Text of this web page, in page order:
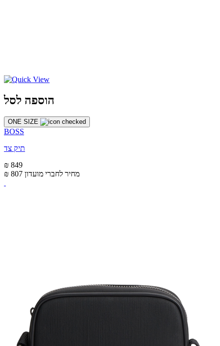
הוספה לסל
ONE SIZE
BOSS
תיק צד
₪ 849
₪ 807 מחיר לחברי מועדון